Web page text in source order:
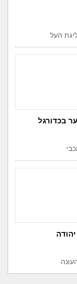
העל
בכדורגל